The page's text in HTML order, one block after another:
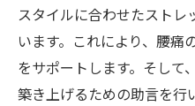
スタイルに合わせたスト
います。これにより、腰痛
をサポートします。そして
築き上げるための助言を行